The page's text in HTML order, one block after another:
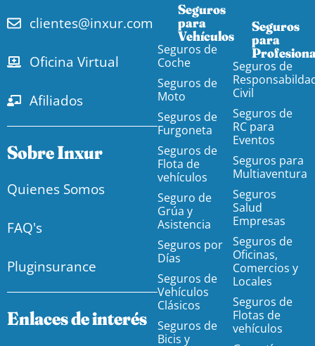
clientes@inxur.com
Oficina Virtual
Afiliados
Sobre Inxur
Quienes Somos
FAQ's
Pluginsurance
Enlaces de interés
Seguros
para
Vehículos​
Seguros de
Coche
Seguros de
Moto
Seguros de
Furgoneta
Seguros de
Flota de
vehículos
Seguro de
Grúa y
Asistencia
Seguros por
Días
Seguros de
Vehículos
Clásicos
Seguros de
Bicis y
Seguros
para
Seguros de
Civil
Seguros de
RC para
Eventos
Seguros para
Multiaventura
Seguros
Salud
Empresas
Seguros de
Oficinas,
Comercios y
Locales
Seguros de
Flotas de
vehículos